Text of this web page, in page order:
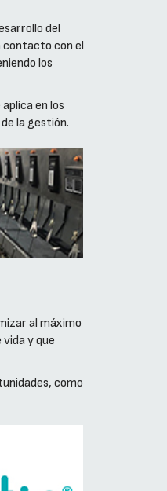
del
contacto con el
los
en los
la gestión.
al máximo
y que
como